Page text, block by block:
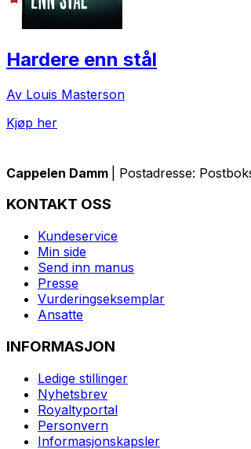
Hardere enn stål
Av Louis Masterson
Kjøp her
Cappelen Damm | Postadresse:
KONTAKT OSS
Kundeservice
Min side
Send inn manus
Presse
Vurderingseksemplar
Ansatte
INFORMASJON
Ledige stillinger
Nyhetsbrev
Royaltyportal
Personvern
Informasjonskapsler